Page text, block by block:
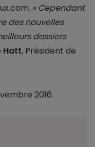
« Cependant
des nouvelles
dossiers
Hatt, Président de
2016